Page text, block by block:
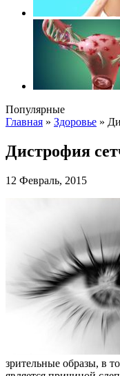
Популярные
Главная » Здоровье »
Дистрофия
12 Февраль, 2015
зрительные образы, в